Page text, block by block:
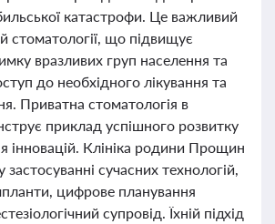
катастрофи. Це важливий
стоматології, що підвищує
вразливих груп населення та
до необхідного лікування та
Приватна стоматологія в
приклад успішного розвитку
інновацій. Клініка родини Прощин
застосуванні сучасних технологій,
цифрове планування
супровід. Їхній підхід